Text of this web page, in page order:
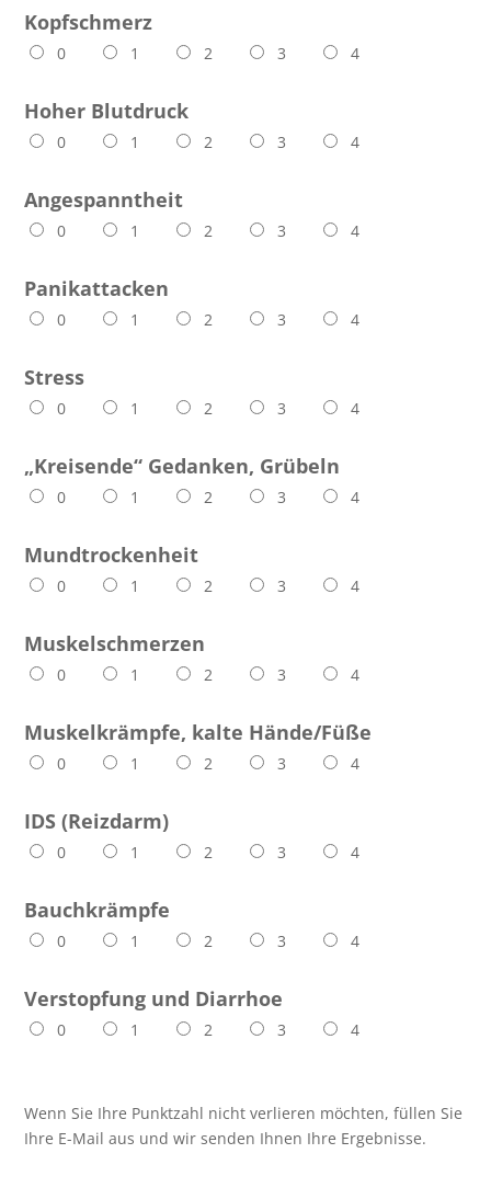
Kopfschmerz
0 1 2 3 4
Hoher Blutdruck
0 1 2 3 4
Angespanntheit
0 1 2 3 4
Panikattacken
0 1 2 3 4
Stress
0 1 2 3 4
„Kreisende“ Gedanken, Grübeln
0 1 2 3 4
Mundtrockenheit
0 1 2 3 4
Muskelschmerzen
0 1 2 3 4
Muskelkrämpfe, kalte Hände/Füße
0 1 2 3 4
IDS (Reizdarm)
0 1 2 3 4
Bauchkrämpfe
0 1 2 3 4
Verstopfung und Diarrhoe
0 1 2 3 4
Wenn Sie Ihre Punktzahl nicht verlieren möchten, füllen Sie
Ihre E-Mail aus und wir senden Ihnen Ihre Ergebnisse.